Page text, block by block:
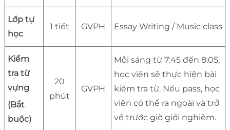
Lớp tự
học
1 tiết GVPH Essay Writing / Music class
Kiểm
tra từ
vựng
(Bắt
buộc)
20
phút
GVPH
Mỗi sáng từ 7:45 đến 8:05,
học viên sẽ thực hiện bài
kiểm tra từ. Nếu pass, học
viên có thể ra ngoài và trở
về trước giờ giới nghiêm.